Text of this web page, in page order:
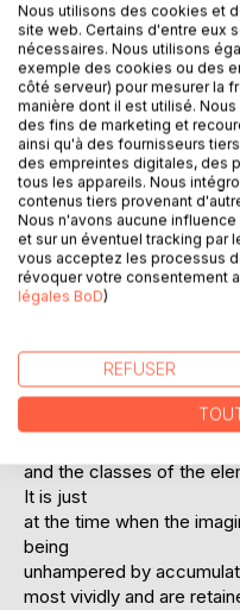
DESCRIPTION
Story-telling is almost the
conscious form of literary
survives, and it is not an
a street corner held by
There are signs in the
ancient art, and we may
the troubadours and the
One of the surest signs
of the
story is its introduction
and the classes of the
It is just
at the time when the
being
unhampered by
most vividly and are
Nous utilisons des cookies et
site web. Certains d'entre eux
nécessaires. Nous utilisons
exemple des cookies ou des
côté serveur) pour mesurer la
manière dont il est utilisé.
des fins de marketing et
ainsi qu'à des fournisseurs
des empreintes digitales, des
tous les appareils. Nous
contenus tiers provenant
Nous n'avons aucune
et sur un éventuel tracking par
vous acceptez les processus
révoquer votre consentement
légales BoD)
REFUSER